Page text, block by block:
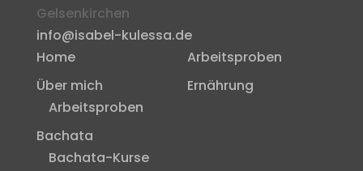
Gelsenkirchen
info@isabel-kulessa.de
Home
Über mich
Arbeitsproben
Bachata
Bachata-Kurse
Arbeitsproben
Ernährung